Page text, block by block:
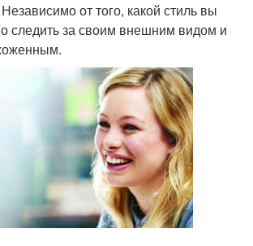
от того, какой стиль вы
следить за своим внешним видом и